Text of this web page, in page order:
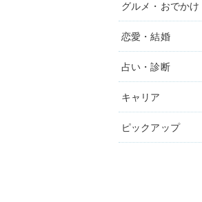
グルメ・おでかけ
恋愛・結婚
占い・診断
キャリア
ピックアップ